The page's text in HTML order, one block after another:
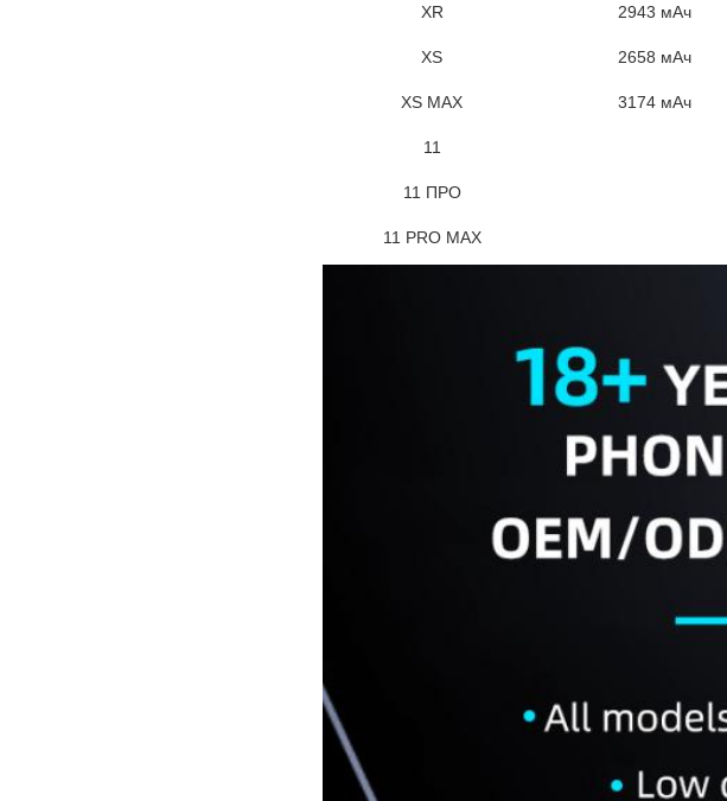
XR 2943 мАч
XS 2658 мАч
XS MAX 3174 мАч
11
11 ПРО
11 PRO MAX